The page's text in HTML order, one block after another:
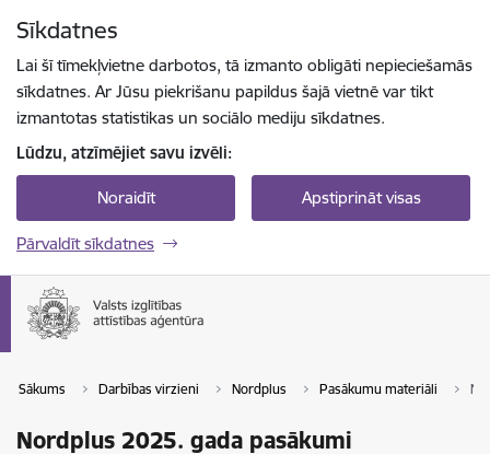
Sīkdatnes
Lai šī tīmekļvietne darbotos, tā izmanto obligāti nepieciešamās
sīkdatnes. Ar Jūsu piekrišanu papildus šajā vietnē var tikt
izmantotas statistikas un sociālo mediju sīkdatnes.
Lūdzu, atzīmējiet savu izvēli:
Noraidīt Apstiprināt visas
Pārvaldīt sīkdatnes
Sākums Darbības virzieni Nordplus Pasākumu materiāli
Nordplus 2025. gada pasākumi